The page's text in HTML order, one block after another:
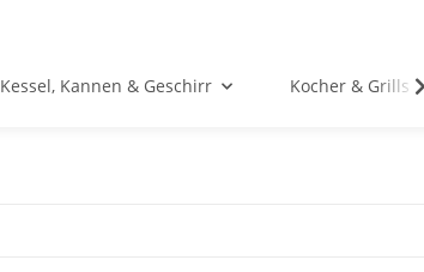
Kessel, Kannen & Geschirr Kocher & Grills